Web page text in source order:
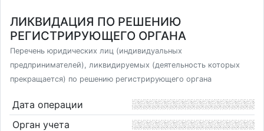
ЛИКВИДАЦИЯ ПО РЕШЕНИЮ
РЕГИСТРИРУЮЩЕГО ОРГАНА
Перечень юридических лиц (индивидуальных
предпринимателей), ликвидируемых (деятельность которых
прекращается) по решению регистрирующего органа
Дата операции
Орган учета